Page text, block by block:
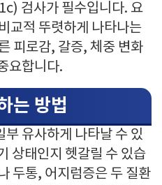
검사가 필수입니다. 요
교적 뚜렷하게 나타나는
피로감, 갈증, 체중 변화
요합니다.
는 방법
유사하게 나타날 수 있
상태인지 헷갈릴 수 있습
두통, 어지럼증은 두 질환